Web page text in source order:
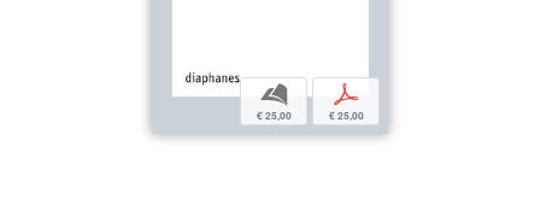
b
€ 25,00
p
€ 25,00